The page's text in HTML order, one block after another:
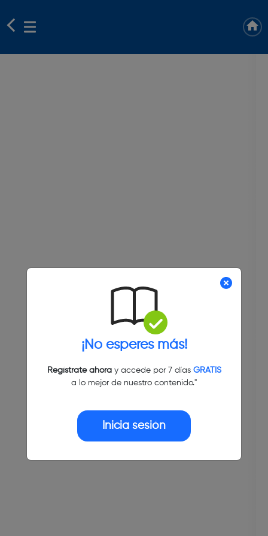
¡No esperes más!
Regístrate ahoray accede por 7 días GRATIS
a lo mejor de nuestro contenido."
Inicia sesión